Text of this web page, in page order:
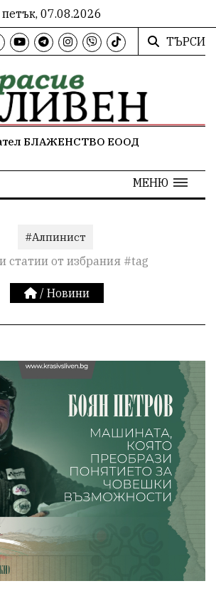
петък, 07.08.2026
ТЪРСИ
БЛАЖЕНСТВО ЕООД
МЕНЮ
#Алпинист
статии от избрания #tag
/ Новини